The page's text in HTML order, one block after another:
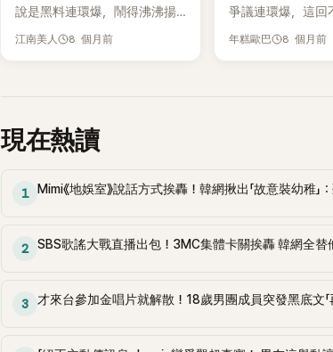
說是黑料連環爆，鬧得沸沸揚
揚，如今又被翻出過往節目片
疑「差很大」。 去年 12 月，《娜
勑食》邀來張度練擔任來賓。張
物，沒想到朴娜勑卻當場吐
酒給她，還笑說要走「以前新吉
勑食》，這天餐桌上卻只見蝦味
江南美人 8 個月前
爭議連環爆，這回
凌前經紀人」疑雲
浩直指，外界應該
料指出，朴娜勑在
人就得全面待命。
年糕歐巴 8 個月前
現在熱讀
1 Mimi《地娛室》說話方式挨轟！韓網揪出「故意裝幼稚」
2 SBS歌謠大戰直播出包！3MC集體卡關挨轟 韓網全替
3 才來台參加金唱片就解散！18歲男團成員突發黑底文